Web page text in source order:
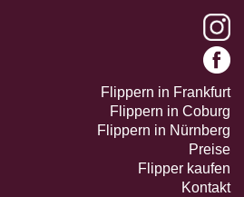
Flippern in Frankfurt
Flippern in Coburg
Flippern in Nürnberg
Preise
Flipper kaufen
Kontakt